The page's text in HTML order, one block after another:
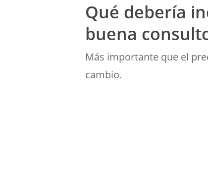
Qué debería
buena
Más importante que el
cambio.